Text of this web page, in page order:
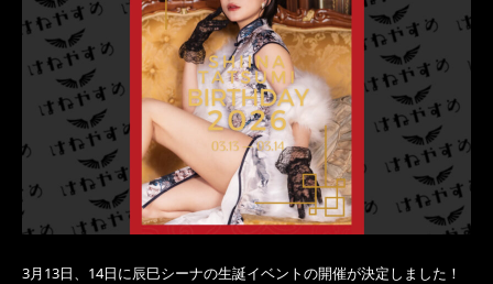
3月13日、14日に辰巳シーナの生誕イベントの開催が決定しました！